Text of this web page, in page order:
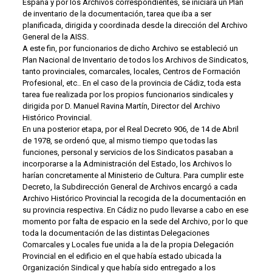
España y por los Archivos correspondientes, se iniciara un Plan
de inventario de la documentación, tarea que iba a ser
planificada, dirigida y coordinada desde la dirección del Archivo
General de la AISS.
A este fin, por funcionarios de dicho Archivo se estableció un
Plan Nacional de Inventario de todos los Archivos de Sindicatos,
tanto provinciales, comarcales, locales, Centros de Formación
Profesional, etc.. En el caso de la provincia de Cádiz, toda esta
tarea fue realizada por los propios funcionarios sindicales y
dirigida por D. Manuel Ravina Martín, Director del Archivo
Histórico Provincial.
En una posterior etapa, por el Real Decreto 906, de 14 de Abril
de 1978, se ordenó que, al mismo tiempo que todas las
funciones, personal y servicios de los Sindicatos pasaban a
incorporarse a la Administración del Estado, los Archivos lo
harían concretamente al Ministerio de Cultura. Para cumplir este
Decreto, la Subdirección General de Archivos encargó a cada
Archivo Histórico Provincial la recogida de la documentación en
su provincia respectiva. En Cádiz no pudo llevarse a cabo en ese
momento por falta de espacio en la sede del Archivo, por lo que
toda la documentación de las distintas Delegaciones
Comarcales y Locales fue unida a la de la propia Delegación
Provincial en el edificio en el que había estado ubicada la
Organización Sindical y que había sido entregado a los